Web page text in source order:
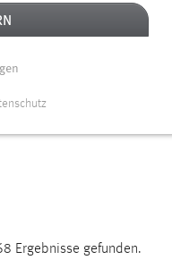
Ergebnisse gefunden.
Funktion der